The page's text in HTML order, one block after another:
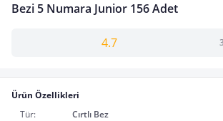
Bezi 5 Numara Junior 156 Adet
4.7
Ürün Özellikleri
Tür:
Cırtlı Bez